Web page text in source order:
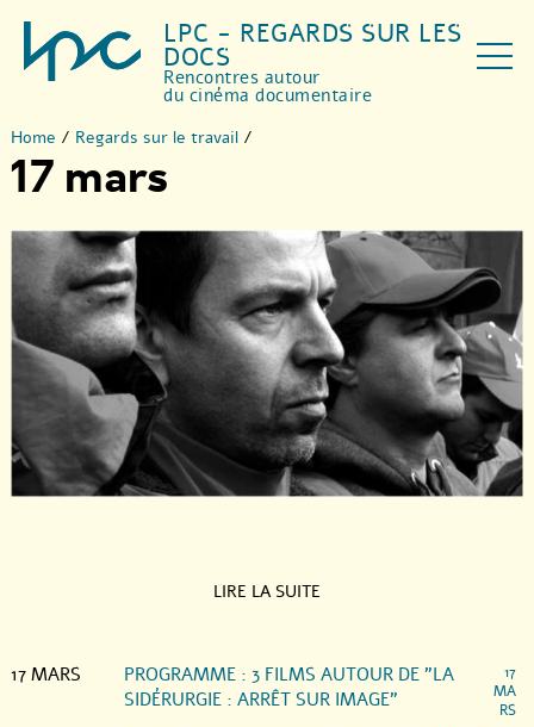
LPC - REGARDS SUR LES
DOCS
Rencontres autour
du cinéma documentaire
Home / Regards sur le travail /
17 mars
LIRE LA SUITE
17 MARS
PROGRAMME : 3 FILMS AUTOUR DE "LA
SIDÉRURGIE : ARRÊT SUR IMAGE"
17
MA
RS